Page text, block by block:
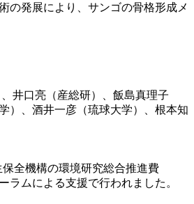
の発展により、サンゴの骨格形成メ
井口亮（産総研）、飯島真理子
）、酒井一彦（琉球大学）、根本知
保全機構の環境研究総合推進費
ラムによる支援で行われました。